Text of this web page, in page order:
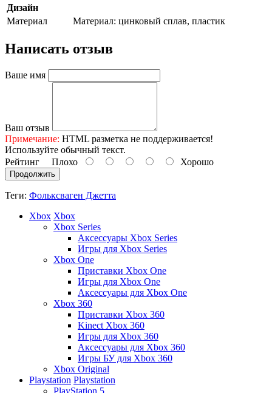
Дизайн
Материал
Материал: цинковый сплав, пластик
Написать отзыв
Ваше имя
Ваш отзыв
Примечание: HTML разметка не поддерживается!
Используйте обычный текст.
Рейтинг Плохо Хорошо
Продолжить
Теги: Фольксваген Джетта
Xbox Xbox
Xbox Series
Аксессуары Xbox Series
Игры для Xbox Series
Xbox One
Приставки Xbox One
Игры для Xbox One
Аксессуары для Xbox One
Xbox 360
Приставки Xbox 360
Kinect Xbox 360
Игры для Xbox 360
Аксессуары для Xbox 360
Игры БУ для Xbox 360
Xbox Original
Playstation Playstation
PlayStation 5